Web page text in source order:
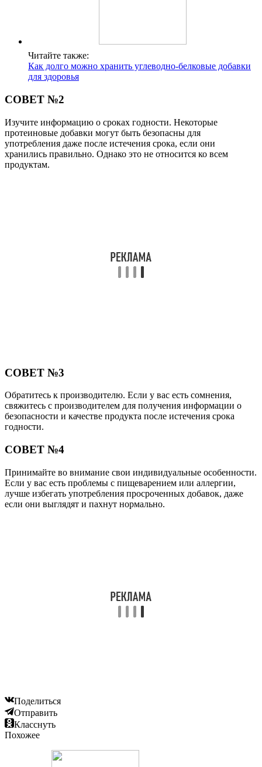
Читайте также:
Как долго можно хранить углеводно-белковые добавки
для здоровья
СОВЕТ №2
Изучите информацию о сроках годности. Некоторые
протеиновые добавки могут быть безопасны для
употребления даже после истечения срока, если они
хранились правильно. Однако это не относится ко всем
продуктам.
СОВЕТ №3
Обратитесь к производителю. Если у вас есть сомнения,
свяжитесь с производителем для получения информации о
безопасности и качестве продукта после истечения срока
годности.
СОВЕТ №4
Принимайте во внимание свои индивидуальные особенности.
Если у вас есть проблемы с пищеварением или аллергии,
лучше избегать употребления просроченных добавок, даже
если они выглядят и пахнут нормально.
Поделиться
Отправить
Класснуть
Похожее